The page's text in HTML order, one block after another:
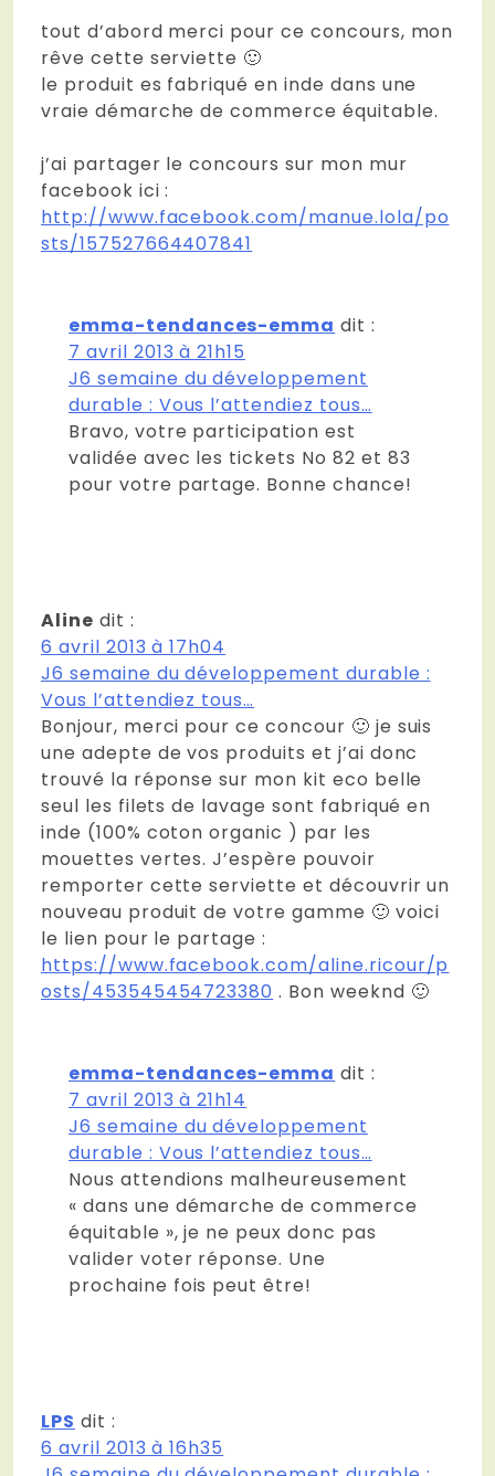
tout d’abord merci pour ce concours, mon
rêve cette serviette 🙂
le produit es fabriqué en inde dans une
vraie démarche de commerce équitable.
j’ai partager le concours sur mon mur
facebook ici :
http://www.facebook.com/manue.lola/po
sts/157527664407841
emma-tendances-emma dit :
7 avril 2013 à 21h15
J6 semaine du développement
durable : Vous l’attendiez tous…
Bravo, votre participation est
validée avec les tickets No 82 et 83
pour votre partage. Bonne chance!
Aline dit :
6 avril 2013 à 17h04
J6 semaine du développement durable :
Vous l’attendiez tous…
Bonjour, merci pour ce concour 🙂 je suis
une adepte de vos produits et j’ai donc
trouvé la réponse sur mon kit eco belle
seul les filets de lavage sont fabriqué en
inde (100% coton organic ) par les
mouettes vertes. J’espère pouvoir
remporter cette serviette et découvrir un
nouveau produit de votre gamme 🙂 voici
le lien pour le partage :
https://www.facebook.com/aline.ricour/p
osts/453545454723380 . Bon weeknd 🙂
emma-tendances-emma dit :
7 avril 2013 à 21h14
J6 semaine du développement
durable : Vous l’attendiez tous…
Nous attendions malheureusement
« dans une démarche de commerce
équitable », je ne peux donc pas
valider voter réponse. Une
prochaine fois peut être!
LPS dit :
6 avril 2013 à 16h35